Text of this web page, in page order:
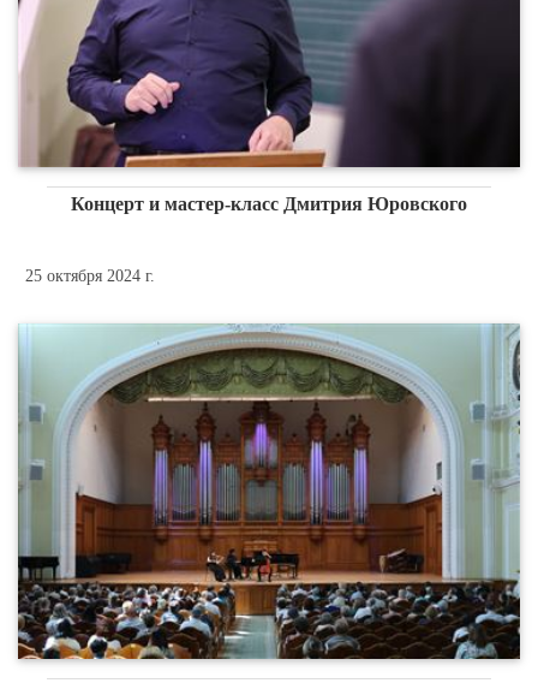
Концерт и мастер-класс Дмитрия Юровского
25 октября 2024 г.